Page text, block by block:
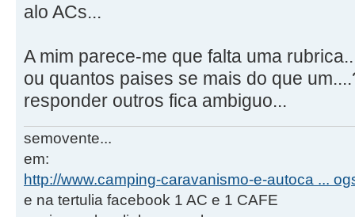
alo ACs...
A mim parece-me que falta uma
ou quantos paises se mais do que
responder outros fica ambiguo...
semovente...
em:
http://www.camping-caravanismo-e-autoca ...
e na tertulia facebook 1 AC e 1 CAFE